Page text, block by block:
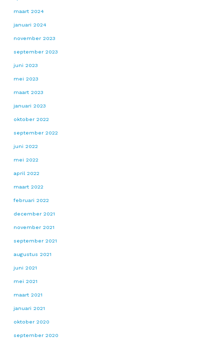
maart 2024
januari 2024
november 2023
september 2023
juni 2023
mei 2023
maart 2023
januari 2023
oktober 2022
september 2022
juni 2022
mei 2022
april 2022
maart 2022
februari 2022
december 2021
november 2021
september 2021
augustus 2021
juni 2021
mei 2021
maart 2021
januari 2021
oktober 2020
september 2020